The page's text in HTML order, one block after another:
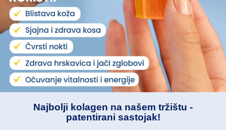
Najbolji kolagen na našem tržištu -
patentirani sastojak!